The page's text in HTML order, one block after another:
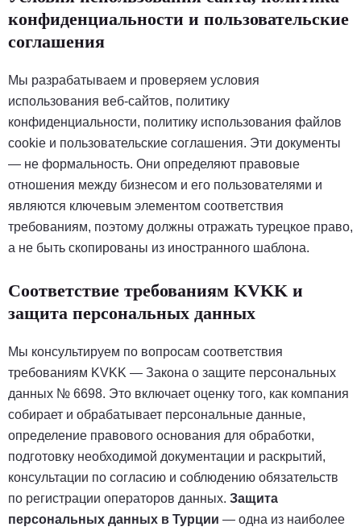
конфиденциальности и пользовательские
соглашения
Мы разрабатываем и проверяем условия
использования веб-сайтов, политику
конфиденциальности, политику использования файлов
cookie и пользовательские соглашения. Эти документы
— не формальность. Они определяют правовые
отношения между бизнесом и его пользователями и
являются ключевым элементом соответствия
требованиям, поэтому должны отражать турецкое право,
а не быть скопированы из иностранного шаблона.
Соответствие требованиям KVKK и
защита персональных данных
Мы консультируем по вопросам соответствия
требованиям KVKK — Закона о защите персональных
данных № 6698. Это включает оценку того, как компания
собирает и обрабатывает персональные данные,
определение правового основания для обработки,
подготовку необходимой документации и раскрытий,
консультации по согласию и соблюдению обязательств
по регистрации операторов данных. Защита
персональных данных в Турции — одна из наиболее